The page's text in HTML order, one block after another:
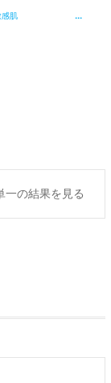
感肌
一の結果を見る